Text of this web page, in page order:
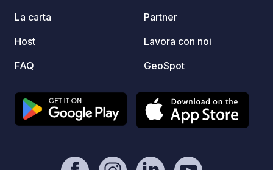
La carta
Host
FAQ
Partner
Lavora con noi
GeoSpot